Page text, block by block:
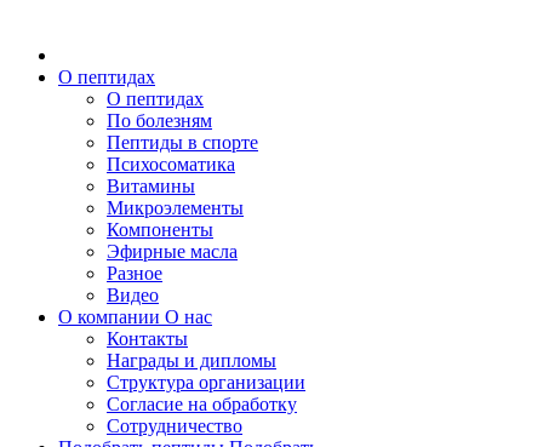
О пептидах
О пептидах
По болезням
Пептиды в спорте
Психосоматика
Витамины
Микроэлементы
Компоненты
Эфирные масла
Разное
Видео
О компании О нас
Контакты
Награды и дипломы
Структура организации
Согласие на обработку
Сотрудничество